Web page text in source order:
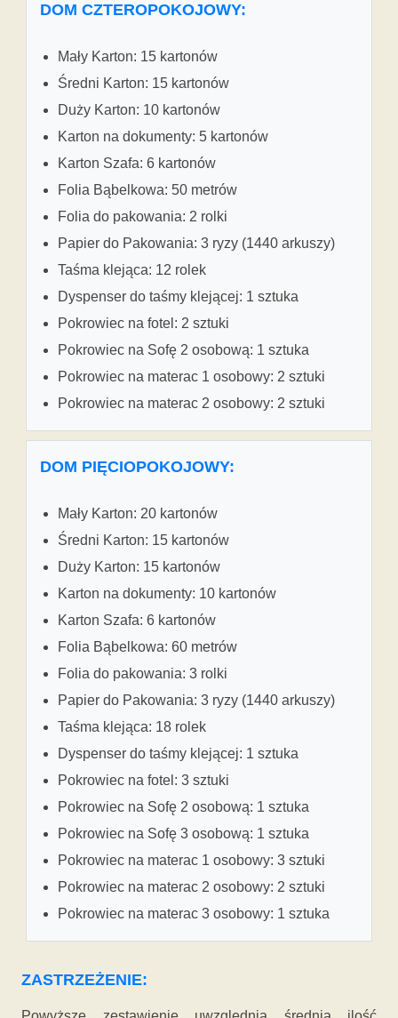
DOM CZTEROPOKOJOWY:
Mały Karton: 15 kartonów
Średni Karton: 15 kartonów
Duży Karton: 10 kartonów
Karton na dokumenty: 5 kartonów
Karton Szafa: 6 kartonów
Folia Bąbelkowa: 50 metrów
Folia do pakowania: 2 rolki
Papier do Pakowania: 3 ryzy (1440 arkuszy)
Taśma klejąca: 12 rolek
Dyspenser do taśmy klejącej: 1 sztuka
Pokrowiec na fotel: 2 sztuki
Pokrowiec na Sofę 2 osobową: 1 sztuka
Pokrowiec na materac 1 osobowy: 2 sztuki
Pokrowiec na materac 2 osobowy: 2 sztuki
DOM PIĘCIOPOKOJOWY:
Mały Karton: 20 kartonów
Średni Karton: 15 kartonów
Duży Karton: 15 kartonów
Karton na dokumenty: 10 kartonów
Karton Szafa: 6 kartonów
Folia Bąbelkowa: 60 metrów
Folia do pakowania: 3 rolki
Papier do Pakowania: 3 ryzy (1440 arkuszy)
Taśma klejąca: 18 rolek
Dyspenser do taśmy klejącej: 1 sztuka
Pokrowiec na fotel: 3 sztuki
Pokrowiec na Sofę 2 osobową: 1 sztuka
Pokrowiec na Sofę 3 osobową: 1 sztuka
Pokrowiec na materac 1 osobowy: 3 sztuki
Pokrowiec na materac 2 osobowy: 2 sztuki
Pokrowiec na materac 3 osobowy: 1 sztuka
ZASTRZEŻENIE: